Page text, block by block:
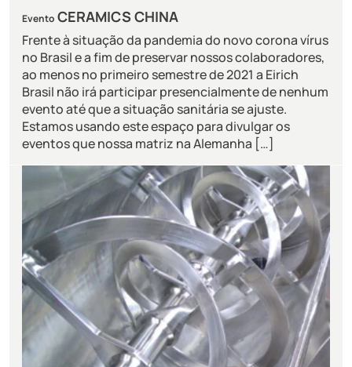
Evento CERAMICS CHINA
Frente à situação da pandemia do novo corona vírus
no Brasil e a fim de preservar nossos colaboradores,
ao menos no primeiro semestre de 2021 a Eirich
Brasil não irá participar presencialmente de nenhum
evento até que a situação sanitária se ajuste.
Estamos usando este espaço para divulgar os
eventos que nossa matriz na Alemanha […]